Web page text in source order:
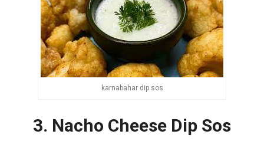
karnabahar dip sos
3. Nacho Cheese Dip Sos